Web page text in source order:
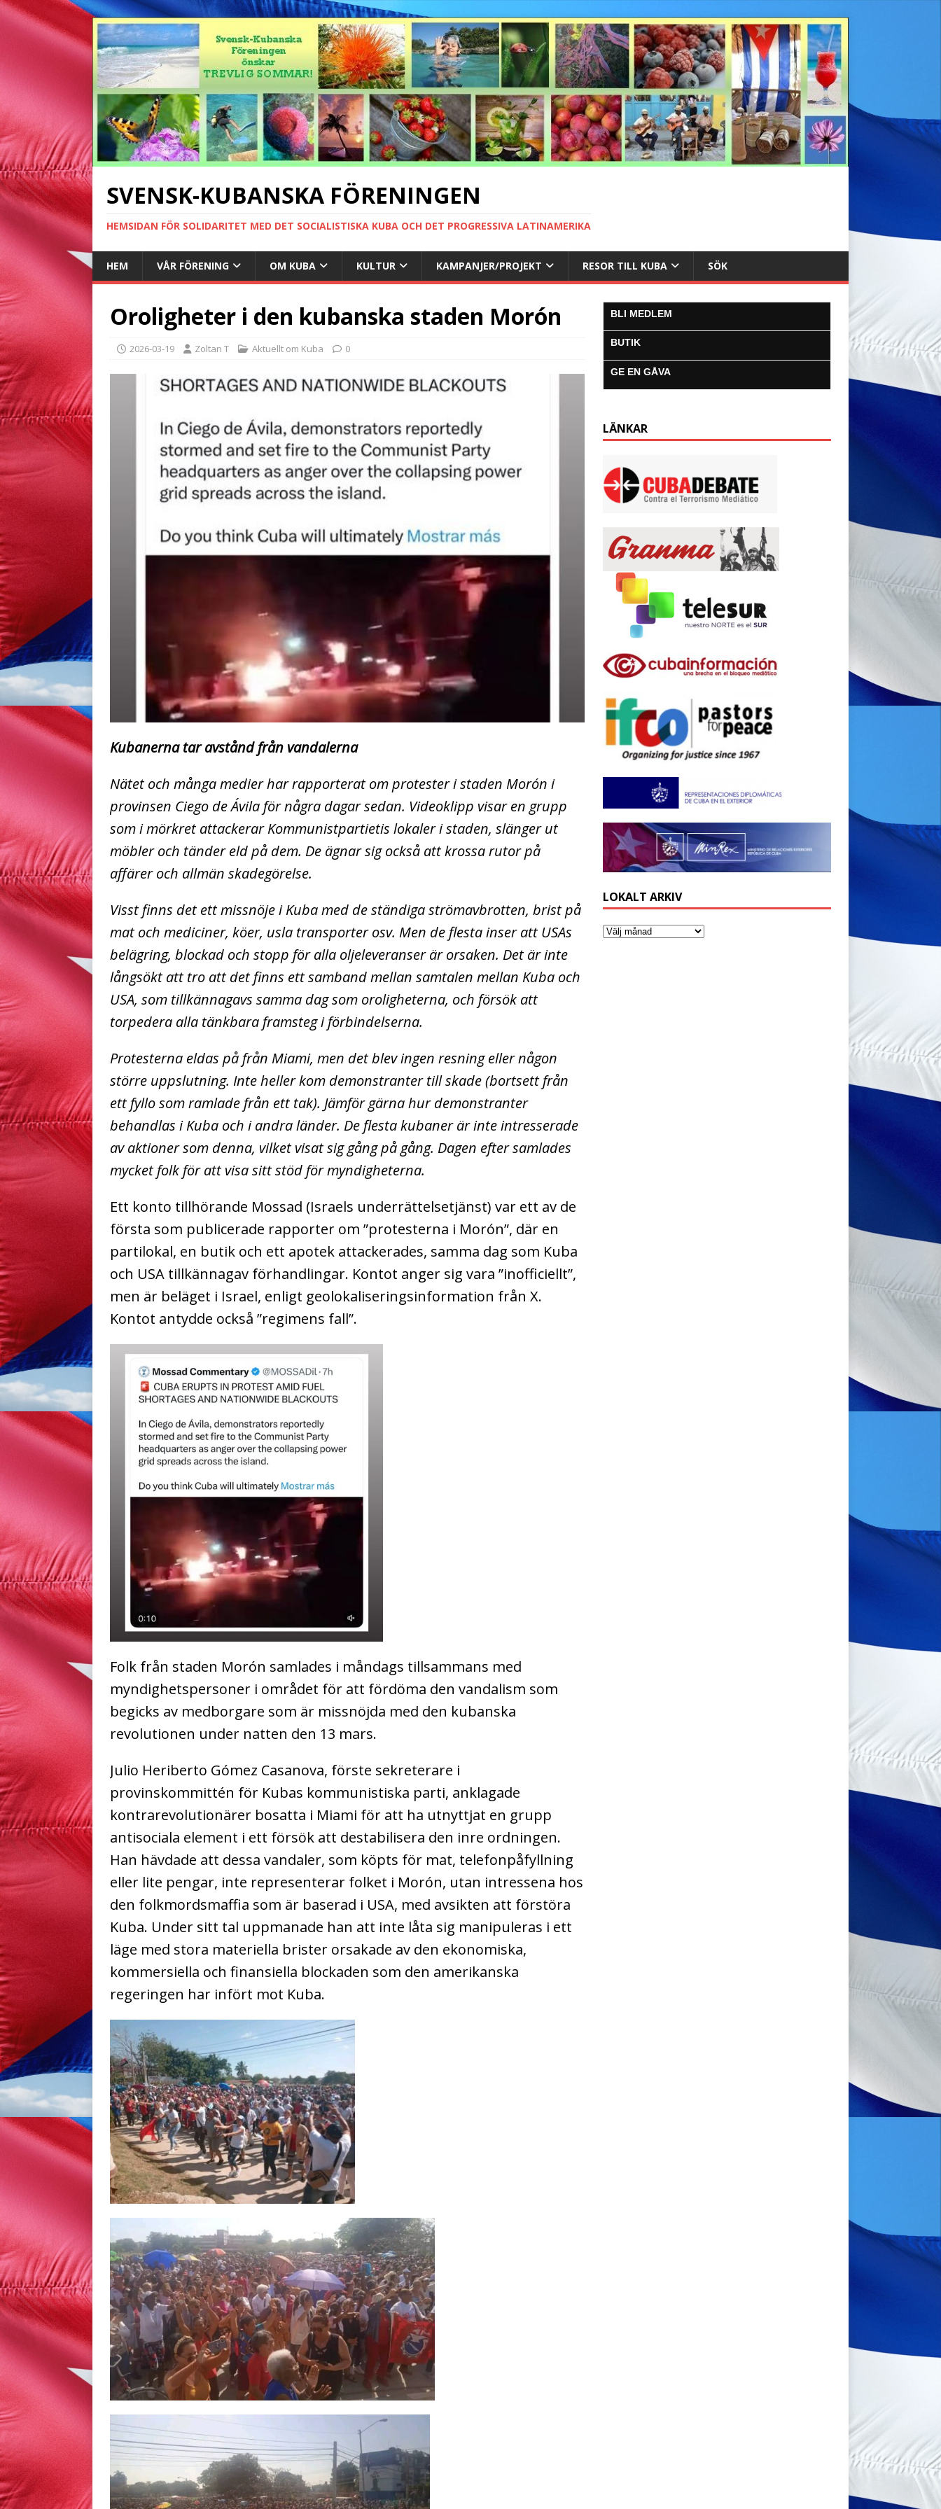
SVENSK-KUBANSKA FÖRENINGEN
HEMSIDAN FÖR SOLIDARITET MED DET SOCIALISTISKA KUBA OCH DET PROGRESSIVA LATINAMERIKA
HEM VÅR FÖRENING OM KUBA KULTUR KAMPANJER/PROJEKT RESOR TILL KUBA SÖK
Oroligheter i den kubanska staden Morón
2026-03-19 Zoltan T Aktuellt om Kuba 0
Kubanerna tar avstånd från vandalerna
Nätet och många medier har rapporterat om protester i staden Morón i
provinsen Ciego de Ávila för några dagar sedan. Videoklipp visar en grupp
som i mörkret attackerar Kommunistpartietis lokaler i staden, slänger ut
möbler och tänder eld på dem. De ägnar sig också att krossa rutor på
affärer och allmän skadegörelse.
Visst finns det ett missnöje i Kuba med de ständiga strömavbrotten, brist på
mat och mediciner, köer, usla transporter osv. Men de flesta inser att USAs
belägring, blockad och stopp för alla oljeleveranser är orsaken. Det är inte
långsökt att tro att det finns ett samband mellan samtalen mellan Kuba och
USA, som tillkännagavs samma dag som oroligheterna, och försök att
torpedera alla tänkbara framsteg i förbindelserna.
Protesterna eldas på från Miami, men det blev ingen resning eller någon
större uppslutning. Inte heller kom demonstranter till skade (bortsett från
ett fyllo som ramlade från ett tak). Jämför gärna hur demonstranter
behandlas i Kuba och i andra länder. De flesta kubaner är inte intresserade
av aktioner som denna, vilket visat sig gång på gång. Dagen efter samlades
mycket folk för att visa sitt stöd för myndigheterna.
Ett konto tillhörande Mossad (Israels underrättelsetjänst) var ett av de
första som publicerade rapporter om ”protesterna i Morón”, där en
partilokal, en butik och ett apotek attackerades, samma dag som Kuba
och USA tillkännagav förhandlingar. Kontot anger sig vara ”inofficiellt”,
men är beläget i Israel, enligt geolokaliseringsinformation från X.
Kontot antydde också ”regimens fall”.
Folk från staden Morón samlades i måndags tillsammans med
myndighetspersoner i området för att fördöma den vandalism som
begicks av medborgare som är missnöjda med den kubanska
revolutionen under natten den 13 mars.
Julio Heriberto Gómez Casanova, förste sekreterare i
provinskommittén för Kubas kommunistiska parti, anklagade
kontrarevolutionärer bosatta i Miami för att ha utnyttjat en grupp
antisociala element i ett försök att destabilisera den inre ordningen.
Han hävdade att dessa vandaler, som köpts för mat, telefonpåfyllning
eller lite pengar, inte representerar folket i Morón, utan intressena hos
den folkmordsmaffia som är baserad i USA, med avsikten att förstöra
Kuba. Under sitt tal uppmanade han att inte låta sig manipuleras i ett
läge med stora materiella brister orsakade av den ekonomiska,
kommersiella och finansiella blockaden som den amerikanska
regeringen har infört mot Kuba.
BLI MEDLEM
BUTIK
GE EN GÅVA
LÄNKAR
LOKALT ARKIV